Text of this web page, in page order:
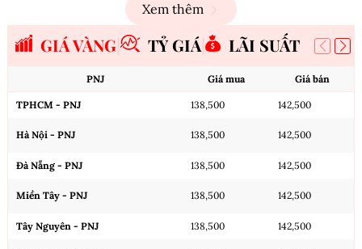
Xem thêm
GIÁ VÀNG TỶ GIÁ LÃI SUẤT
PNJ Giá mua Giá bán
TPHCM - PNJ 138,500 142,500
Hà Nội - PNJ 138,500 142,500
Đà Nẵng - PNJ 138,500 142,500
Miền Tây - PNJ 138,500 142,500
Tây Nguyên - PNJ 138,500 142,500